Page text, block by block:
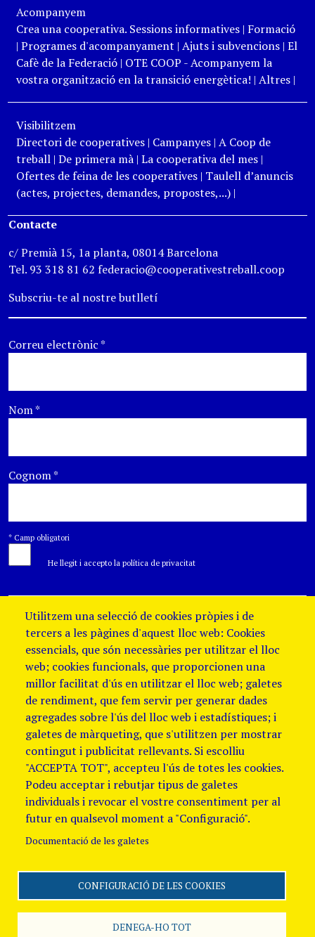
Acompanyem
Crea una cooperativa. Sessions informatives| Formació
| Programes d'acompanyament | Ajuts i subvencions| El
Cafè de la Federació| OTE COOP - Acompanyem la
vostra organització en la transició energètica! | Altres|
Visibilitzem
Directori de cooperatives| Campanyes| A Coop de
treball| De primera mà| La cooperativa del mes|
Ofertes de feina de les cooperatives| Taulell d’anuncis
(actes, projectes, demandes, propostes,...)|
Contacte
c/ Premià 15, 1a planta, 08014 Barcelona
Tel. 93 318 81 62 federacio@cooperativestreball.coop
Subscriu-te al nostre butlletí
Correu electrònic*
Nom*
Cognom*
* Camp obligatori
He llegit i accepto la política de privacitat
Utilitzem una selecció de cookies pròpies i de
tercers a les pàgines d'aquest lloc web: Cookies
essencials, que són necessàries per utilitzar el lloc
web; cookies funcionals, que proporcionen una
millor facilitat d'ús en utilitzar el lloc web; galetes
de rendiment, que fem servir per generar dades
agregades sobre l'ús del lloc web i estadístiques; i
galetes de màrqueting, que s'utilitzen per mostrar
contingut i publicitat rellevants. Si escolliu
"ACCEPTA TOT", accepteu l'ús de totes les cookies.
Podeu acceptar i rebutjar tipus de galetes
individuals i revocar el vostre consentiment per al
futur en qualsevol moment a "Configuració".
Documentació de les galetes
CONFIGURACIÓ DE LES COOKIES
DENEGA-HO TOT
Política de